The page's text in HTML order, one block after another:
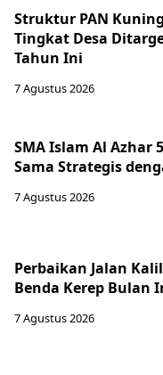
Struktur PAN
Tingkat Desa
Tahun Ini
7 Agustus 2026
SMA Islam Al Azhar
Sama Strategis
7 Agustus 2026
Perbaikan Jalan
Benda Kerep Bulan
7 Agustus 2026